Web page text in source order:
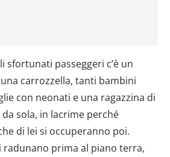
sfortunati passeggeri c’è un
carrozzella, tanti bambini
con neonati e una ragazzina di
da sola, in lacrime perché
di lei si occuperanno poi.
radunano prima al piano terra,